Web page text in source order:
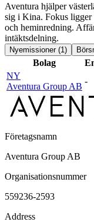
Aventura hjälper
sig i Kina. Fokus ligger
och heminredning.
intäktsdelning.
Nyemissioner (1 )
Bolag
NY
Aventura Group AB
-
Företagsnamn
Aventura Group AB
Organisationsnummer
559236-2593
Address